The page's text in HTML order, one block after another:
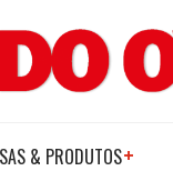
& PRODUTOS